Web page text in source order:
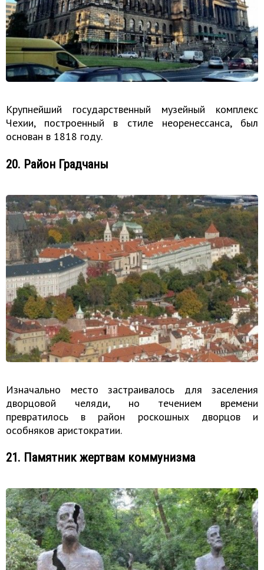
Крупнейший государственный музейный комплекс
Чехии, построенный в стиле неоренессанса, был
основан в 1818 году.
20. Район Градчаны
Изначально место застраивалось для заселения
дворцовой челяди, но течением времени
превратилось в район роскошных дворцов и
особняков аристократии.
21. Памятник жертвам коммунизма